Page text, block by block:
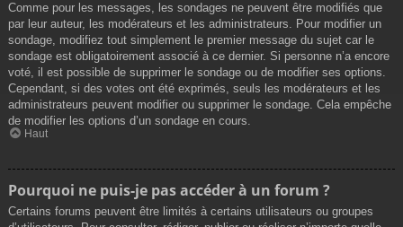
Comme pour les messages, les sondages ne peuvent être modifiés que
par leur auteur, les modérateurs et les administrateurs. Pour modifier un
sondage, modifiez tout simplement le premier message du sujet car le
sondage est obligatoirement associé à ce dernier. Si personne n’a encore
voté, il est possible de supprimer le sondage ou de modifier ses options.
Cependant, si des votes ont été exprimés, seuls les modérateurs et les
administrateurs peuvent modifier ou supprimer le sondage. Cela empêche
de modifier les options d’un sondage en cours.
Haut
Pourquoi ne puis-je pas accéder à un forum ?
Certains forums peuvent être limités à certains utilisateurs ou groupes